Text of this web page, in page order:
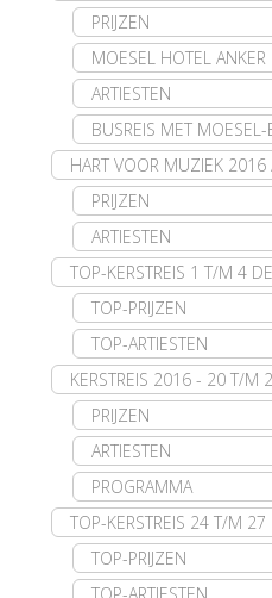
PRIJZEN
MOESEL HOTEL ANKER
ARTIESTEN
BUSREIS MET MOESEL-
HART VOOR MUZIEK 2016
PRIJZEN
ARTIESTEN
TOP-KERSTREIS 1 T/M 4
TOP-PRIJZEN
TOP-ARTIESTEN
KERSTREIS 2016 - 20 T/M
PRIJZEN
ARTIESTEN
PROGRAMMA
TOP-KERSTREIS 24 T/M
TOP-PRIJZEN